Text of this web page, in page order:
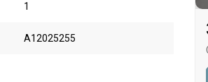
1
A12025255